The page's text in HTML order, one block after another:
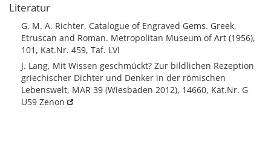
Literatur
G. M. A. Richter, Catalogue of Engraved Gems. Greek,
Etruscan and Roman. Metropolitan Museum of Art (1956),
101, Kat.Nr. 459, Taf. LVI
J. Lang, Mit Wissen geschmückt? Zur bildlichen Rezeption
griechischer Dichter und Denker in der römischen
Lebenswelt, MAR 39 (Wiesbaden 2012), 14660, Kat.Nr. G
U59 Zenon